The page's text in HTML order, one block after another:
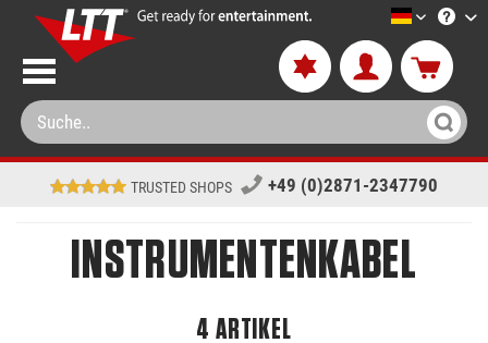
LTT-
TRUSTED SHOPS +49 (0)2871-2347790
INSTRUMENTENKABEL
4 ARTIKEL